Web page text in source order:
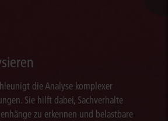
die Analyse komplexer
Sie hilft dabei, Sachverhalte
zu erkennen und belastbare